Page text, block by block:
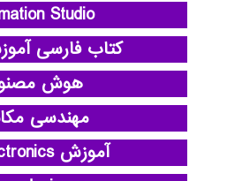
Studio
کتاب فارسی
هوش
مهندسی
آموزش SimElectronics